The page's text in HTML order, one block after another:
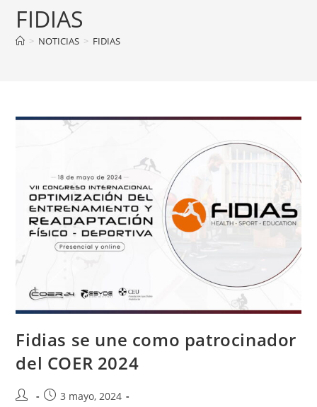
FIDIAS
> NOTICIAS > FIDIAS
Fidias se une como patrocinador
del COER 2024
3 mayo, 2024